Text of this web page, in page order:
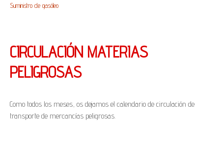
Suministro de gasóleo
CIRCULACIÓN MATERIAS
PELIGROSAS
Como todos los meses, os dejamos el calendario de circulación de
transporte de mercancías peligrosas.